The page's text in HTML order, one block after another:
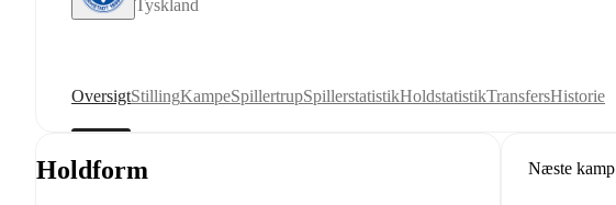
Tyskland
OversigtStillingKampeSpillertrupSpillerstatistikHoldstatistikTransfersHistorie
Holdform Næste kamp